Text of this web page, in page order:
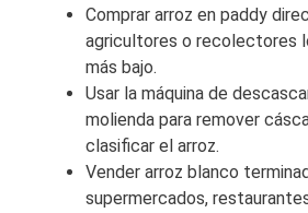
Comprar arroz en paddy
agricultores o recolectores
más bajo.
Usar la máquina de
molienda para remover
clasificar el arroz.
Vender arroz blanco
supermercados,